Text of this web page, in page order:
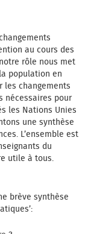
au cours des
rôle nous met
population en
les changements
nécessaires pour
les Nations Unies
une synthèse
L’ensemble est
du
utile à tous.
brève synthèse